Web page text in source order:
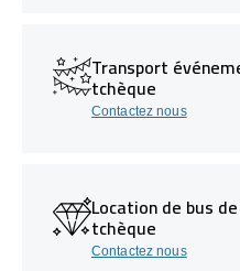
Transport
tchèque
Contactez nous
Location de bus
tchèque
Contactez nous